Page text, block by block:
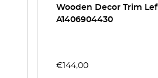
Wooden Decor Trim Lef
A1406904430
€ 144,00